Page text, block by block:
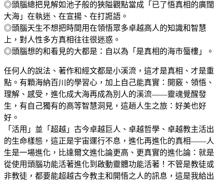
◎頭腦總把見解如池子般的狹隘觀點當成「已了悟真相的廣闊
大海」在執迷、在宣揚、在打誑語。
◎頭腦天生不想把時間用在領悟眾多卓越高人的知識和智慧
上，對人性多方真相往往很迷惑。
◎頭腦想的和看見的大都是：自以為「是真相的海市蜃樓」。
任何人的說法、著作和經文都是小溪流，這才是真相、才是重
點。有顆海納百川的學習心，加上自己能真實：開竅、領悟、
理解、感受，進化成大海再成為別人的溪流——靈魂覺醒發
生，有自己獨有的高等智慧洞見，這趟人生之旅：好美也好
好。
「活用」並「超越」古今卓越巨人、卓越哲學、卓越教主活出
的生命樣態，這正是宇宙運行不息，進化再進化的真相——人
生是一場進化，比達爾文進化論更高、更真實的進化論：就是
從使用頭腦功能活著進化到啟動靈體功能活著！不管是教徒或
非教徒，都要能超越古今教主和開悟之人的訊息，這是我給出